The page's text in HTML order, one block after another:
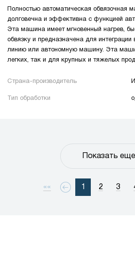
Полностью автоматическая обвязочная
долговечна и эффективна с функцией
Эта машина имеет мгновенный нагрев,
обвязку и предназначена для интеграции
линию или автономную машину. Эта
легких, так и для крупных и тяжелых
Страна-производитель
Тип обработки
«« 1 2 3
Показать еще